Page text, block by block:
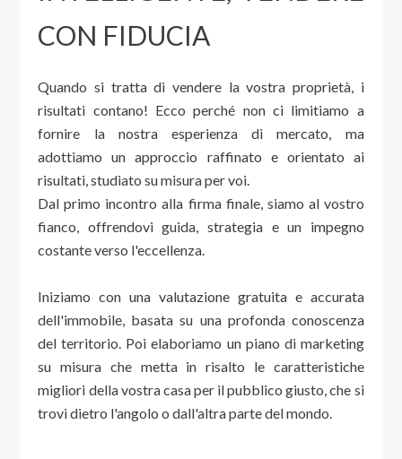
CON FIDUCIA
Quando si tratta di vendere la vostra proprietà, i
risultati contano! Ecco perché non ci limitiamo a
fornire la nostra esperienza di mercato, ma
adottiamo un approccio raffinato e orientato ai
risultati, studiato su misura per voi.
Dal primo incontro alla firma finale, siamo al vostro
fianco, offrendovi guida, strategia e un impegno
costante verso l'eccellenza.
Iniziamo con una valutazione gratuita e accurata
dell'immobile, basata su una profonda conoscenza
del territorio. Poi elaboriamo un piano di marketing
su misura che metta in risalto le caratteristiche
migliori della vostra casa per il pubblico giusto, che si
trovi dietro l'angolo o dall'altra parte del mondo.